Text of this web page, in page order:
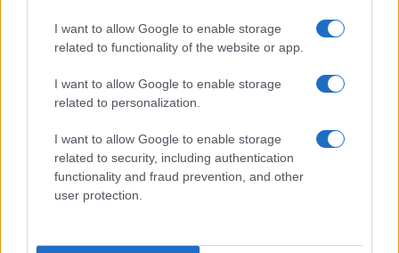
I want to allow Google to enable storage
related to functionality of the website or app.
I want to allow Google to enable storage
related to personalization.
I want to allow Google to enable storage
related to security, including authentication
functionality and fraud prevention, and other
user protection.